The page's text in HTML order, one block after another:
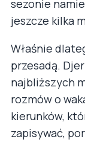
sezonie
jeszcze kilka
Właśnie
przesadą.
najbliższych
rozmów o
kierunków,
zapisywać,